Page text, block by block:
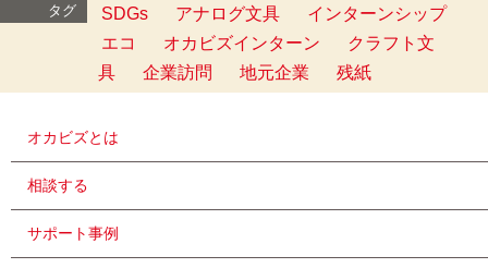
タグ SDGs アナログ文具
インターンシップ
エコ
オカビズインターン
クラフト文
具
企業訪問 地元企業 残紙
オカビズとは
相談する
サポート事例